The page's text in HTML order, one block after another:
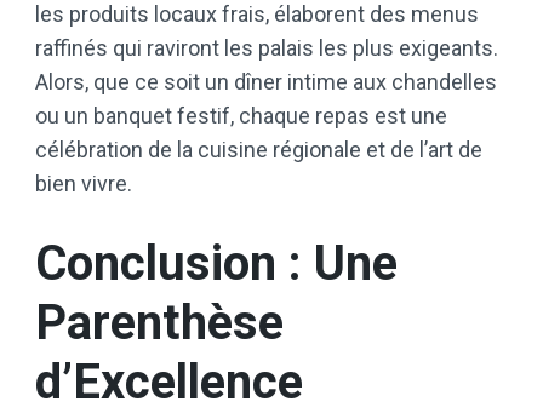
les produits locaux frais, élaborent des menus
raffinés qui raviront les palais les plus exigeants.
Alors, que ce soit un dîner intime aux chandelles
ou un banquet festif, chaque repas est une
célébration de la cuisine régionale et de l’art de
bien vivre.
Conclusion : Une
Parenthèse
d’Excellence